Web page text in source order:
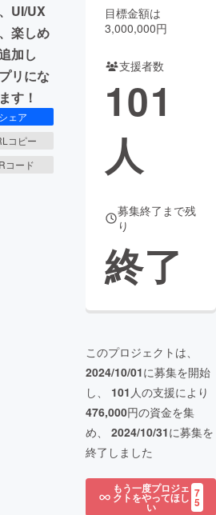
と納税machi-ya コミュニティ
UI/UX
楽しめ
加し
リにな
す！
シェア
コピー
コード
目標金額は
3,000,000円
支援者数
101
人
募集終了まで残
り
終了
このプロジェクトは、
2024/10/01に募集を開始
し、 101 人の支援により
476,000円の資金を集
め、 2024/10/31に募集を
終了しました
もう一度プロジェ
クトをやってほし
い
7
5